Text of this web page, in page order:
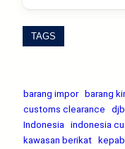
TAGS
barang impor barang
customs clearance
Indonesia
indonesia
kawasan berikat